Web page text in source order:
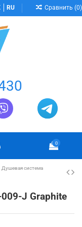
RU Сравнить (0)
0
Душевая система
J Graphite